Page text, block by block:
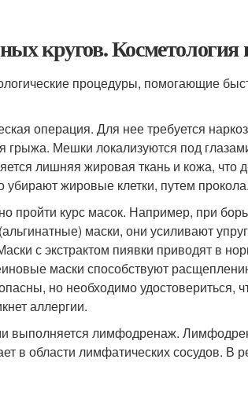
кругов.
процедуры, помогающие
операция. Для нее требуется
грыжа. Мешки локализуются под
лишняя жировая ткань и кожа, что
жировые клетки, путем прокола.
пройти курс масок. Например, при
маски, они усиливают
с экстрактом пиявки приводят в
маски способствуют
но необходимо удостовериться,
аллергии.
выполняется лимфодренаж.
в области лимфатических сосудов. В